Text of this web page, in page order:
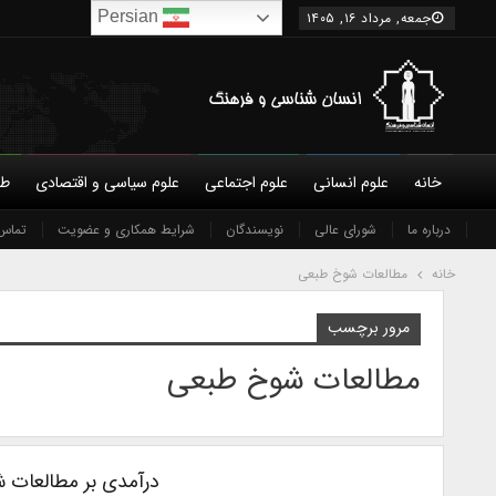
جمعه, مرداد ۱۶, ۱۴۰۵
خانه
درباره ما شورای عالی نویسندگان شرایط همکاری و عضویت
علوم انسانی علوم اجتماعی علوم سیاسی و اقتصادی
خانه مطالعات شوخ طبعی
مرور برچسب
مطالعات شوخ طبعی
درآمدی بر